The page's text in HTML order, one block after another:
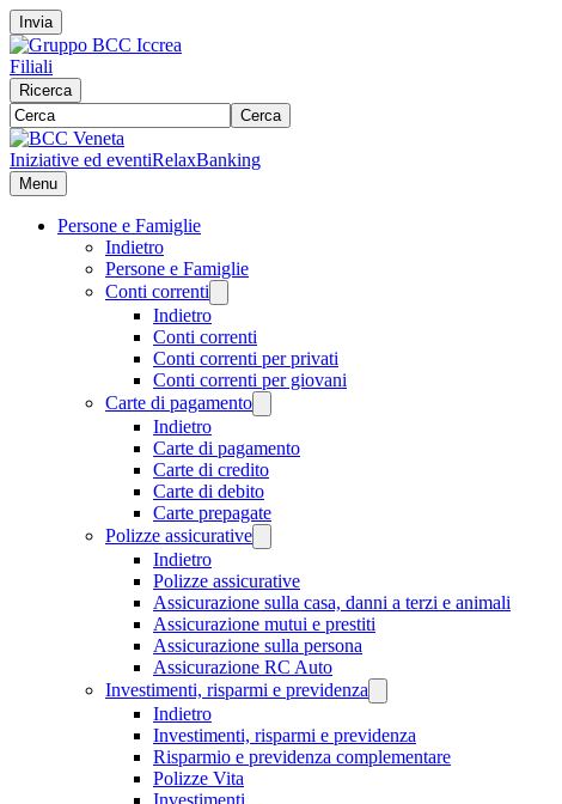
Invia
Filiali
Ricerca
Cerca
Iniziative ed eventiRelaxBanking
Menu
Persone e Famiglie
Indietro
Persone e Famiglie
Conti correnti
Indietro
Conti correnti
Conti correnti per privati
Conti correnti per giovani
Carte di pagamento
Indietro
Carte di pagamento
Carte di credito
Carte di debito
Carte prepagate
Polizze assicurative
Indietro
Polizze assicurative
Assicurazione sulla casa, danni a terzi e animali
Assicurazione mutui e prestiti
Assicurazione sulla persona
Assicurazione RC Auto
Investimenti, risparmi e previdenza
Indietro
Investimenti, risparmi e previdenza
Risparmio e previdenza complementare
Polizze Vita
Investimenti